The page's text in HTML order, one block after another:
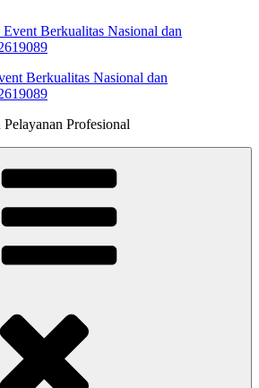
Berkualitas Nasional dan
Profesional